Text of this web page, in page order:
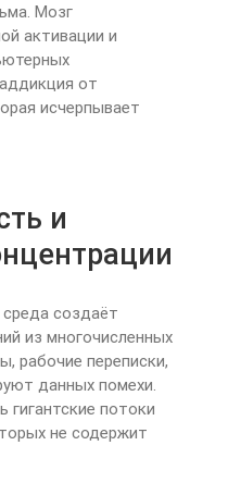
Мозг
активации и
от
исчерпывает
и
создаёт
из многочисленных
рабочие переписки,
данных помехи.
гигантские потоки
не содержит